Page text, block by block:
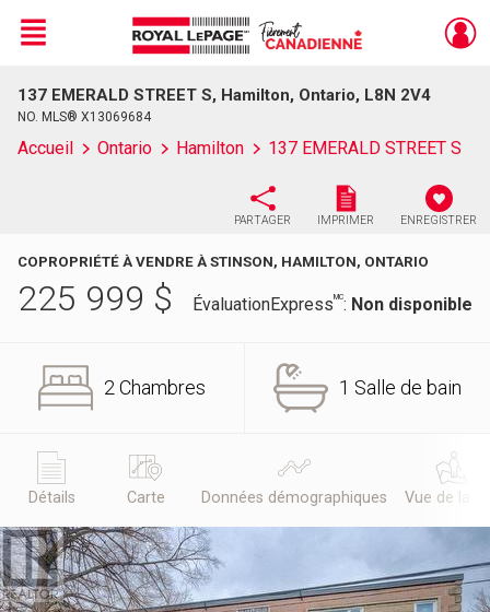
Live
En Direct
Menu
137 EMERALD STREET S, Hamilton, Ontario, L8N 2V4
NO. MLS® X13069684
Accueil Ontario Hamilton 137 EMERALD STREET S
PARTAGER IMPRIMER ENREGISTRER
COPROPRIÉTÉ À VENDRE À STINSON, HAMILTON, ONTARIO
225 999 $ ÉvaluationExpressMC: Non disponible
2 Chambres 1 Salle de bain
Détails Carte Données démographiques Vue de la